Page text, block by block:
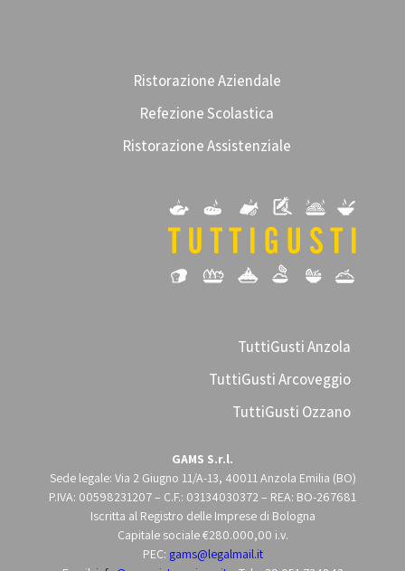
Ristorazione Aziendale
Refezione Scolastica
Ristorazione Assistenziale
TuttiGusti Anzola
TuttiGusti Arcoveggio
TuttiGusti Ozzano
GAMS S.r.l.
Sede legale: Via 2 Giugno 11/A-13, 40011 Anzola Emilia (BO)
P.IVA: 00598231207 – C.F.: 03134030372 – REA: BO-267681
Iscritta al Registro delle Imprese di Bologna
Capitale sociale €280.000,00 i.v.
PEC: gams@legalmail.it